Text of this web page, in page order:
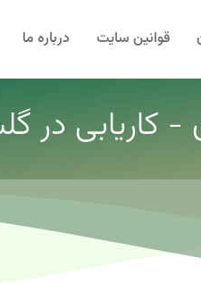
قوانین سایت درباره ما
کاریابی در